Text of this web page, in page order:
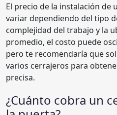
El precio de la instalación de
variar dependiendo del tipo
complejidad del trabajo y la
promedio, el costo puede
pero te recomendaría que
varios cerrajeros para
precisa.
¿Cuánto cobra un